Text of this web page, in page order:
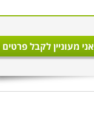
אני מעוניין לקבל פרטים